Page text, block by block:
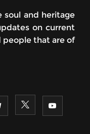
soul and heritage
on current
people that are of